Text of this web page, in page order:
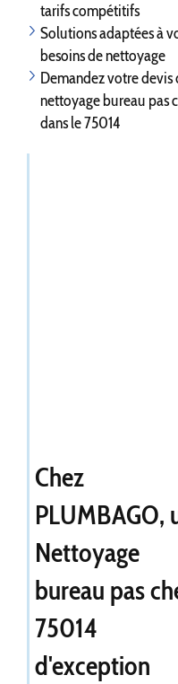
tarifs compétitifs
Solutions adaptées à
besoins de nettoyage
Demandez votre devis
nettoyage bureau pas
dans le 75014
Chez
PLUMBAGO,
Nettoyage
bureau pas
75014
d'exception